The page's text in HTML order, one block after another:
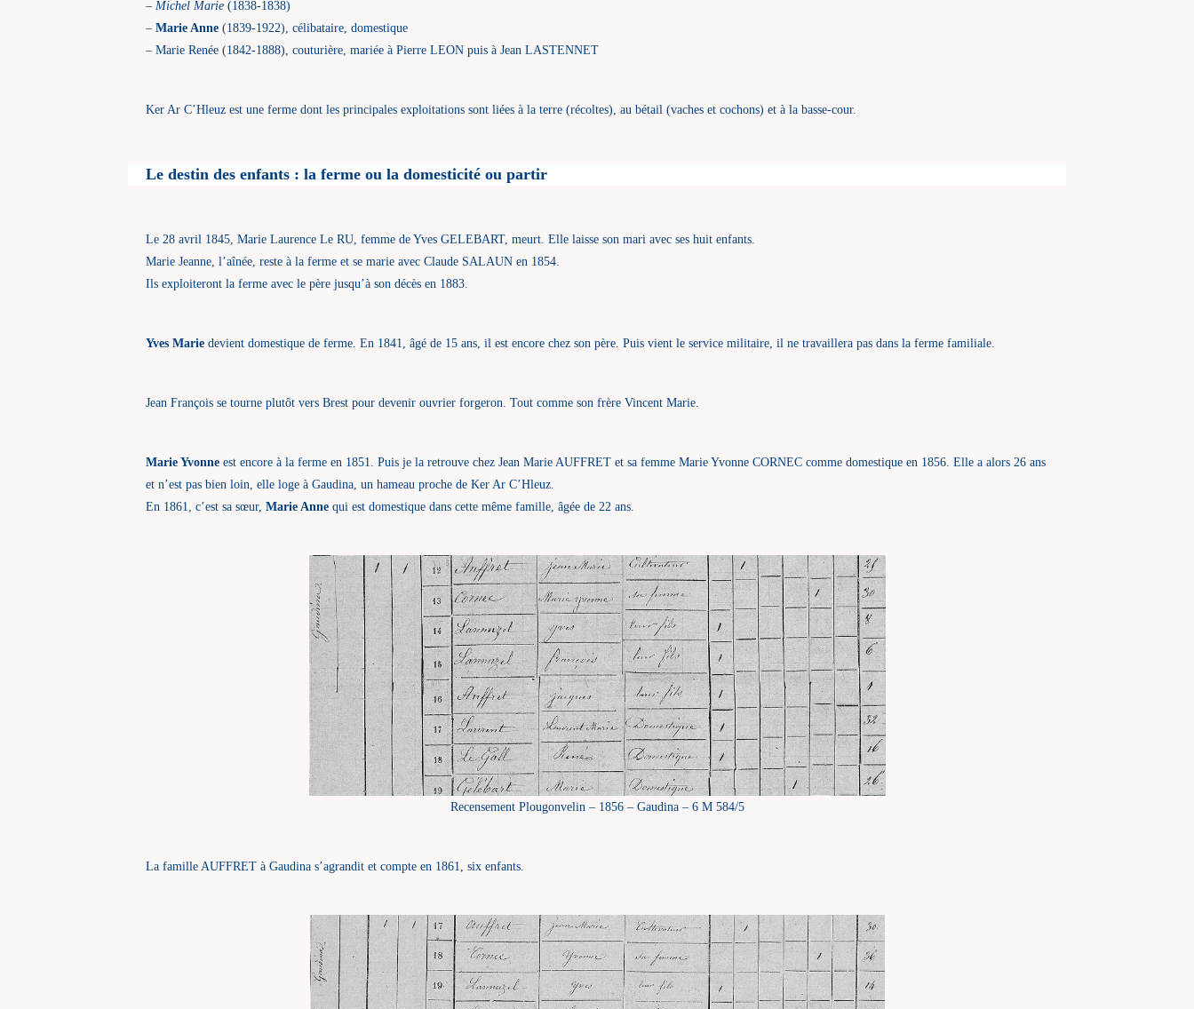
–Michel Marie (1838-1838)
–Marie Anne (1839-1922), célibataire, domestique
– Marie Renée (1842-1888), couturière, mariée à Pierre LEON puis à Jean LASTENNET
Ker Ar C’Hleuz est une ferme dont les principales exploitations sont liées à la terre (récoltes), au bétail (vaches et cochons) et à la basse-cour.
Le destin des enfants : la ferme ou la domesticité ou partir
Le 28 avril 1845, Marie Laurence Le RU, femme de Yves GELEBART, meurt. Elle laisse son mari avec ses huit enfants.
Marie Jeanne, l’aînée, reste à la ferme et se marie avec Claude SALAUN en 1854.
Ils exploiteront la ferme avec le père jusqu’à son décès en 1883.
Yves Marie devient domestique de ferme. En 1841, âgé de 15 ans, il est encore chez son père. Puis vient le service militaire, il ne travaillera pas dans la ferme familiale.
Jean François se tourne plutôt vers Brest pour devenir ouvrier forgeron. Tout comme son frère Vincent Marie.
Marie Yvonne est encore à la ferme en 1851. Puis je la retrouve chez Jean Marie AUFFRET et sa femme Marie Yvonne CORNEC comme domestique en 1856. Elle a alors 26 ans
et n’est pas bien loin, elle loge à Gaudina, un hameau proche de Ker Ar C’Hleuz.
En 1861, c’est sa sœur,Marie Anne qui est domestique dans cette même famille, âgée de 22 ans.
Recensement Plougonvelin – 1856 – Gaudina – 6 M 584/5
La famille AUFFRET à Gaudina s’agrandit et compte en 1861, six enfants.